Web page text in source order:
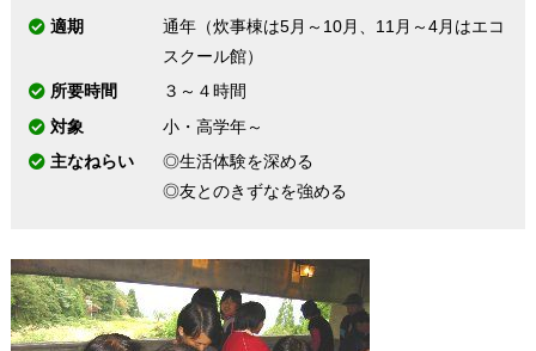
適期
通年（炊事棟は5月～10月、11月～4月はエコ
スクール館）
所要時間
３～４時間
対象
小・高学年～
主なねらい
◎生活体験を深める
◎友とのきずなを強める